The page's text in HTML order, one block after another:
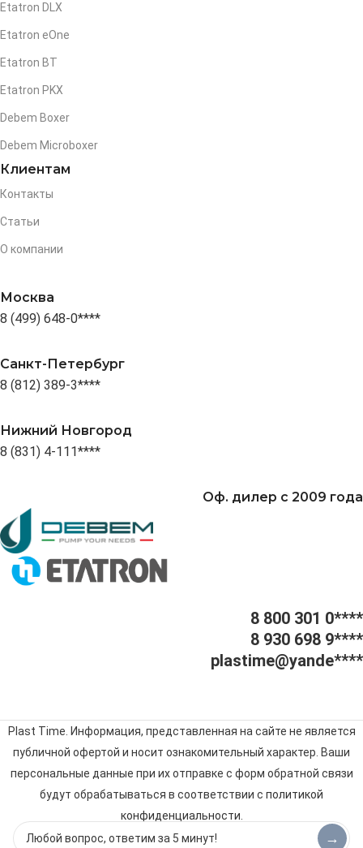
Etatron DLX
Etatron eOne
Etatron BT
Etatron PKX
Debem Boxer
Debem Microboxer
Клиентам
Контакты
Статьи
О компании
Москва
8 (499) 648-0****
Санкт-Петербург
8 (812) 389-3****
Нижний Новгород
8 (831) 4-111****
Оф. дилер с 2009 года
8 800 301 0****
8 930 698 9****
plastime@yande****
Plast Time. Информация, представленная на сайте не является
публичной офертой и носит ознакомительный характер. Ваши
персональные данные при их отправке с форм обратной связи
будут обрабатываться в соответствии с политикой
конфиденциальности
→